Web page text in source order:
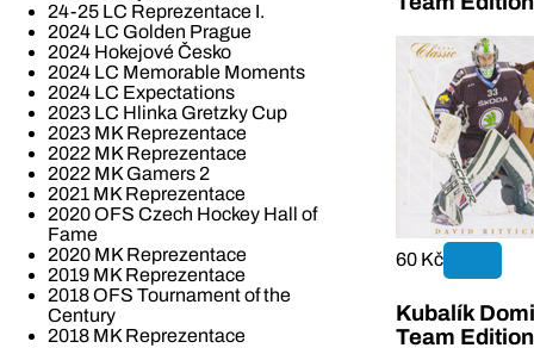
24-25 LC Reprezentace I.
2024 LC Golden Prague
2024 Hokejové Česko
2024 LC Memorable Moments
2024 LC Expectations
2023 LC Hlinka Gretzky Cup
2023 MK Reprezentace
2022 MK Reprezentace
2022 MK Gamers 2
2021 MK Reprezentace
2020 OFS Czech Hockey Hall of
Fame
2020 MK Reprezentace
2019 MK Reprezentace
2018 OFS Tournament of the
Century
2018 MK Reprezentace
60 Kč
Kubalík
Team